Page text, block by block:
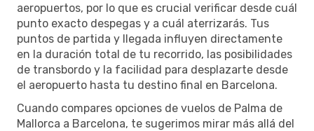
aeropuertos, por lo que es crucial verificar desde cuál
punto exacto despegas y a cuál aterrizarás. Tus
puntos de partida y llegada influyen directamente
en la duración total de tu recorrido, las posibilidades
de transbordo y la facilidad para desplazarte desde
el aeropuerto hasta tu destino final en Barcelona.
Cuando compares opciones de vuelos de Palma de
Mallorca a Barcelona, te sugerimos mirar más allá del